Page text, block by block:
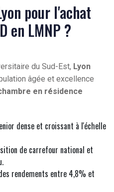
pour l'achat
en LMNP ?
du Sud-Est, Lyon
âgée et excellence
en résidence
dense et croissant à l'échelle
de carrefour national et
rendements entre 4,8% et